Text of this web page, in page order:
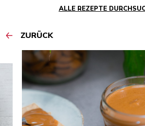
ALLE REZEPTE
ZURÜCK